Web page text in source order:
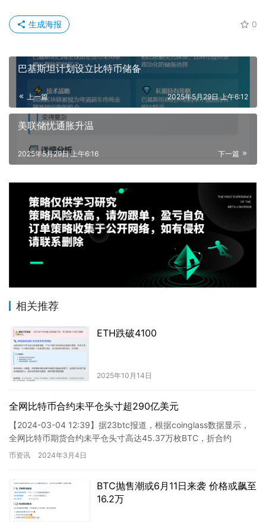
0
生成海报
巴基斯坦计划设立比特币储备
上一篇 2025年5月29日 上午6:12
美联储忧通胀升温
下一篇
2025年5月29日 上午6:16
相关推荐
ETH跌破4100
2025年10月14日
全网比特币合约未平仓头寸超290亿美元
【2024-03-04 12:39】据23btc报道，根据coinglass数据显示，
全网比特币期货合约未平仓头寸高达45.37万枚BTC，折合约
290.21亿美元。其中，CME比…
币资讯 2024年3月4日
BTC抛售潮或6月11日来袭 价格或飙至
16.2万